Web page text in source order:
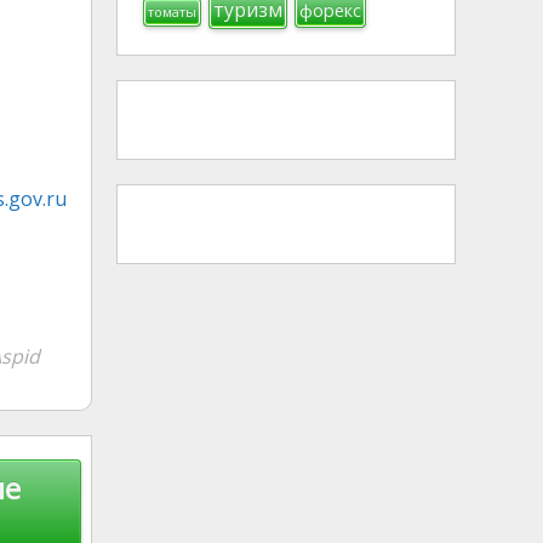
томаты туризм форекс